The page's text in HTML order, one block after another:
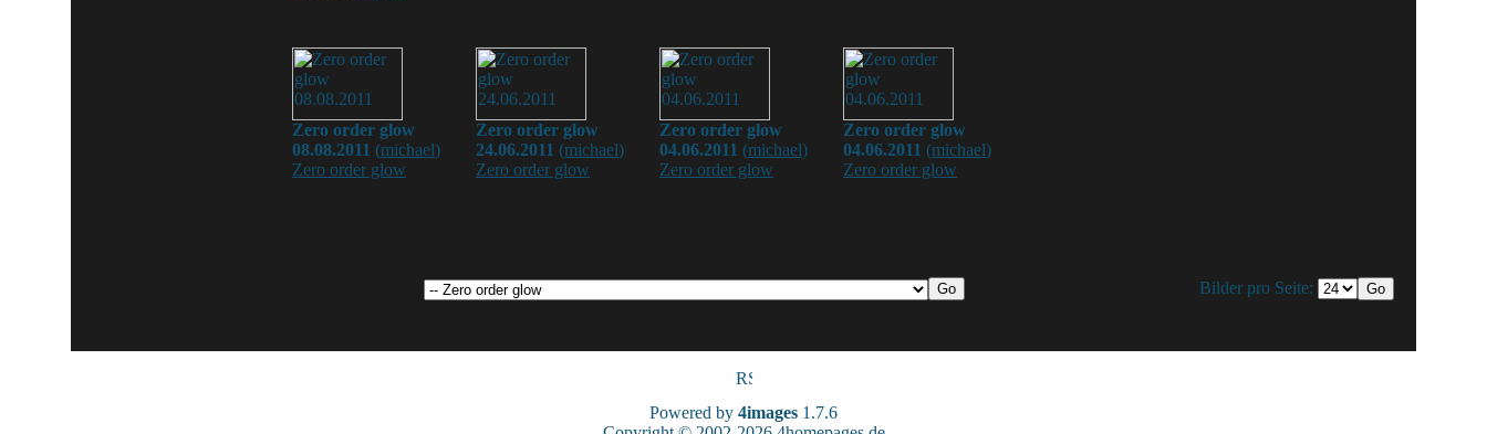
Zero order glow
08.08.2011 (michael)
Zero order glow
Zero order glow
24.06.2011 (michael)
Zero order glow
Zero order glow
04.06.2011 (michael)
Zero order glow
Zero order glow
04.06.2011 (michael)
Zero order glow
Bilder pro Seite:
Powered by 4images 1.7.6